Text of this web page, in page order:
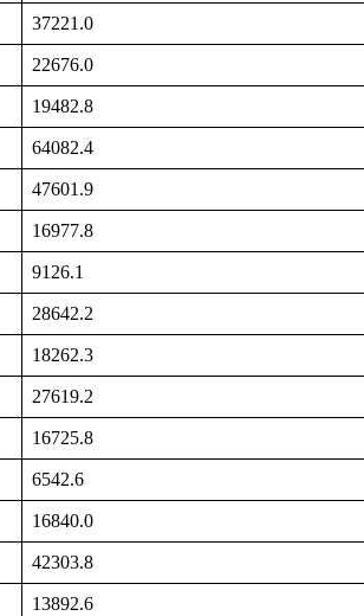
37221.0
22676.0
19482.8
64082.4
47601.9
16977.8
9126.1
28642.2
18262.3
27619.2
16725.8
6542.6
16840.0
42303.8
13892.6